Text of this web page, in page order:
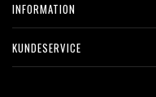
INFORMATION
KUNDESERVICE